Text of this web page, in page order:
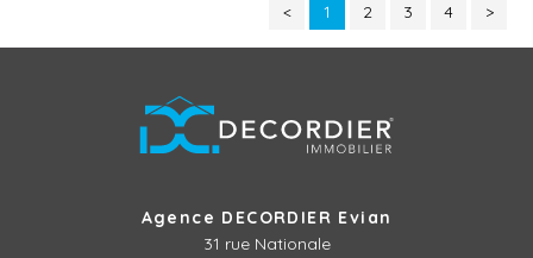
< 1 2 3 4 >
Agence DECORDIER Evian
31 rue Nationale